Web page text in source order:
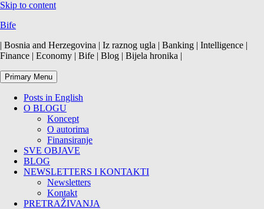
Skip to content
Bife
| Bosnia and Herzegovina | Iz raznog ugla | Banking | Intelligence |
Finance | Economy | Bife | Blog | Bijela hronika |
Primary Menu
Posts in English
O BLOGU
Koncept
O autorima
Finansiranje
SVE OBJAVE
BLOG
NEWSLETTERS I KONTAKTI
Newsletters
Kontakt
PRETRAŽIVANJA